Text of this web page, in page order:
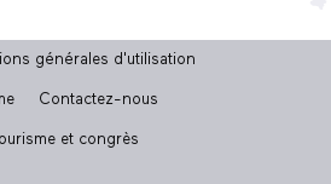
générales d'utilisation
Contactez-nous
et congrès